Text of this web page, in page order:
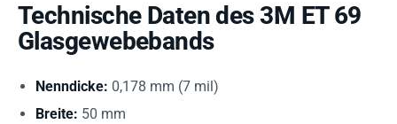
Technische Daten des 3M ET 69
Glasgewebebands
Nenndicke: 0,178 mm (7 mil)
Breite: 50 mm